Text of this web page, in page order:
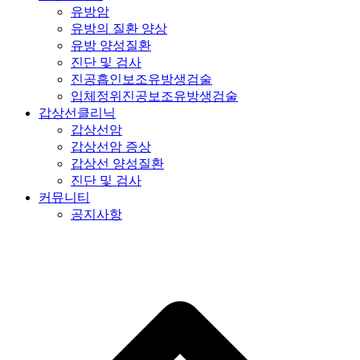
유방암
유방의 질환 양상
유방 양성질환
진단 및 검사
진공흡인보조유방생검술
입체정위진공보조유방생검술
갑상선클리닉
갑상선암
갑상선암 증상
갑상선 양성질환
진단 및 검사
커뮤니티
공지사항